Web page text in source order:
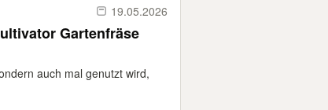
19.05.2026
Gartenfräse
auch mal genutzt wird,